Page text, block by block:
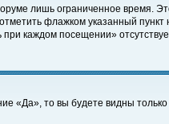
лишь ограниченное время.
флажком указанный
каждом посещении»
«Да», то вы будете видны